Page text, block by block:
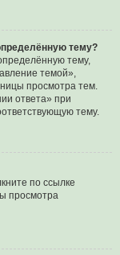
тему?
тему,
темой»,
просмотра тем.
ответа» при
тему.
по ссылке
просмотра